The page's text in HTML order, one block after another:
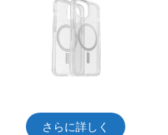
さらに詳しく